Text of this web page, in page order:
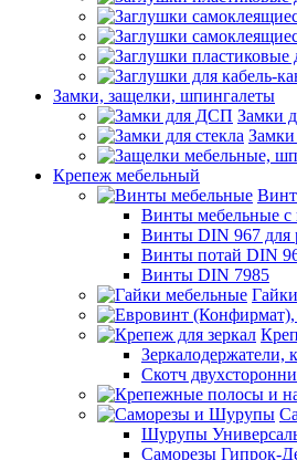
Замки, защелки, шпингалеты
Замки
Замки
Крепеж мебельный
Винты мебельные с
Винты DIN 967 для
Винты потай DIN
Винты DIN 7985
Зеркалодержатели,
Скотч
Шурупы
Саморезы Гипрок-